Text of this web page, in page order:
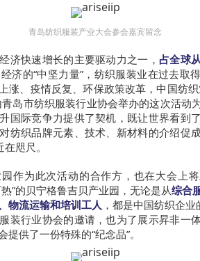
青岛纺织服装产业大会参会嘉宾留念
济快速增长的主要驱动力之一， 占全球
经济的“中坚力量”，纺织服装业在过去取
涨、疫情反复、环保政策改革，中国纺
岛市纺织服装行业协会举办的这次活动
国际竞争力提供了契机，既让世界看到
纺织品牌元素、技术、新材料的介绍促
咫尺。
作为此次活动的合作方，也在大会上
”的贝宁格鲁吉贝产业园，无论是从综合
物流运输和培训工人 ，都是中国纺织企业
装行业协会的邀请，也为了展示昇非一
供了一份特殊的“纪念品”。